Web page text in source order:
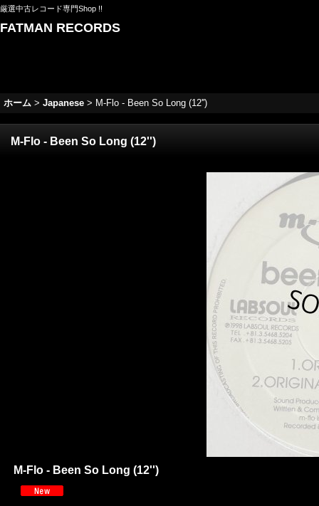
厳選中古レコード専門Shop !!
FATMAN RECORDS
ホーム > Japanese > M-Flo - Been So Long (12'')
M-Flo - Been So Long (12'')
M-Flo - Been So Long (12'')